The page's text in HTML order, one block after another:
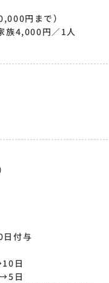
円まで）
族4,000円／1人
付与
日
日